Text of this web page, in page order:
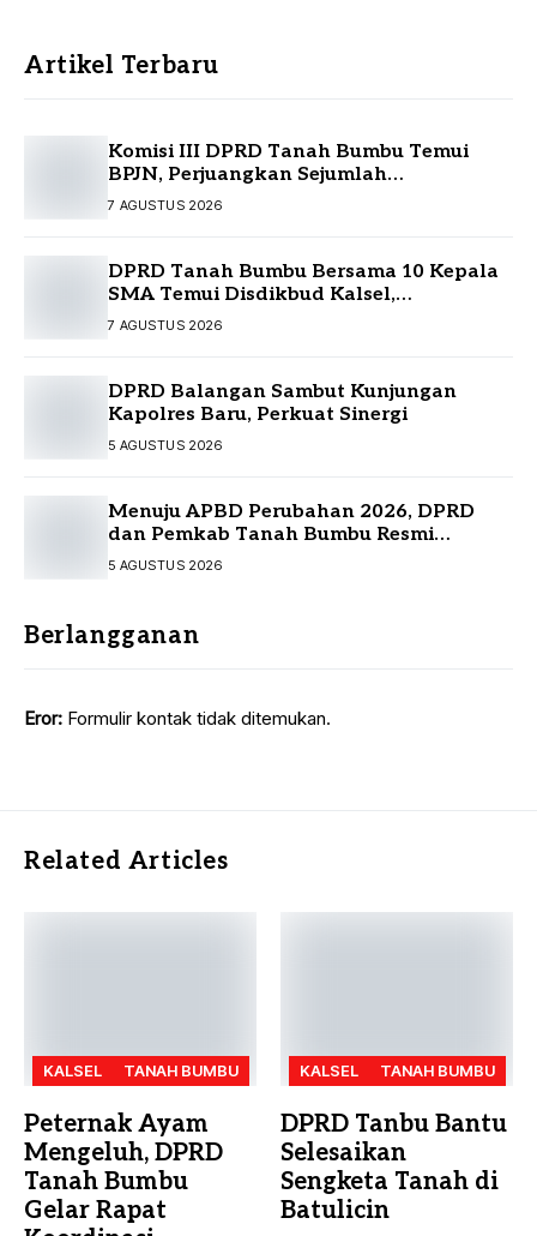
Artikel Terbaru
Komisi III DPRD Tanah Bumbu Temui
BPJN, Perjuangkan Sejumlah
Infrastruktur Strategis
7 AGUSTUS 2026
DPRD Tanah Bumbu Bersama 10 Kepala
SMA Temui Disdikbud Kalsel,
Perjuangkan Kebutuhan Guru dan
7 AGUSTUS 2026
DPRD Balangan Sambut Kunjungan
Kapolres Baru, Perkuat Sinergi
5 AGUSTUS 2026
Menuju APBD Perubahan 2026, DPRD
dan Pemkab Tanah Bumbu Resmi
Sepakati KUA-PPAS
5 AGUSTUS 2026
Berlangganan
Eror: Formulir kontak tidak ditemukan.
Related Articles
KALSEL TANAH BUMBU
Peternak Ayam
Mengeluh, DPRD
Tanah Bumbu
Gelar Rapat
KALSEL TANAH BUMBU
DPRD Tanbu Bantu
Selesaikan
Sengketa Tanah di
Batulicin